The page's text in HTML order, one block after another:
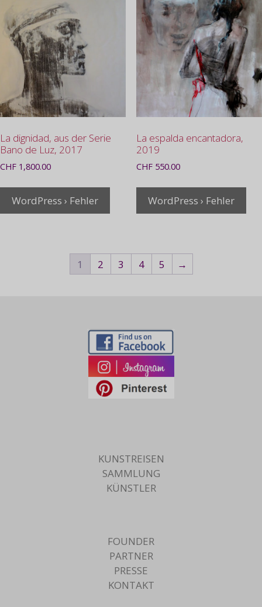
La dignidad, aus der Serie
Bano de Luz, 2017
CHF 1,800.00
WordPress › Fehler
La espalda encantadora,
2019
CHF550.00
WordPress › Fehler
1 2 3 4 5 →
KUNSTREISEN
SAMMLUNG
KÜNSTLER
FOUNDER
PARTNER
PRESSE
KONTAKT